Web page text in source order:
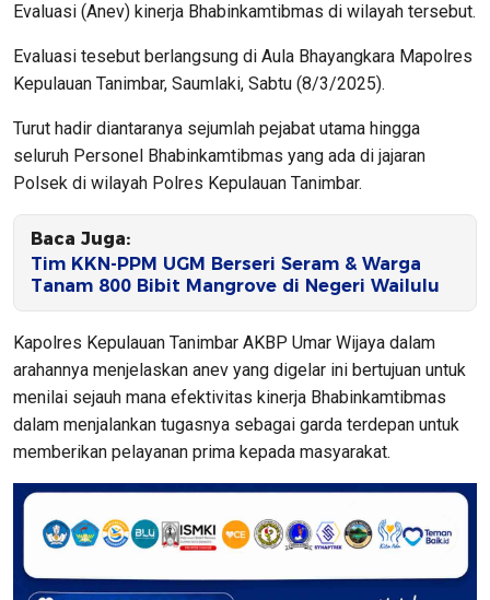
Evaluasi (Anev) kinerja Bhabinkamtibmas di wilayah tersebut.
Evaluasi tesebut berlangsung di Aula Bhayangkara Mapolres
Kepulauan Tanimbar, Saumlaki, Sabtu (8/3/2025).
Turut hadir diantaranya sejumlah pejabat utama hingga
seluruh Personel Bhabinkamtibmas yang ada di jajaran
Polsek di wilayah Polres Kepulauan Tanimbar.
Baca Juga:
Tim KKN-PPM UGM Berseri Seram & Warga
Tanam 800 Bibit Mangrove di Negeri Wailulu
Kapolres Kepulauan Tanimbar AKBP Umar Wijaya dalam
arahannya menjelaskan anev yang digelar ini bertujuan untuk
menilai sejauh mana efektivitas kinerja Bhabinkamtibmas
dalam menjalankan tugasnya sebagai garda terdepan untuk
memberikan pelayanan prima kepada masyarakat.